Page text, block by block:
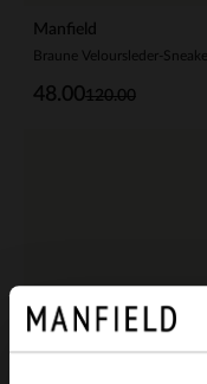
Manfield
Braune Veloursleder-
120.00
48.00